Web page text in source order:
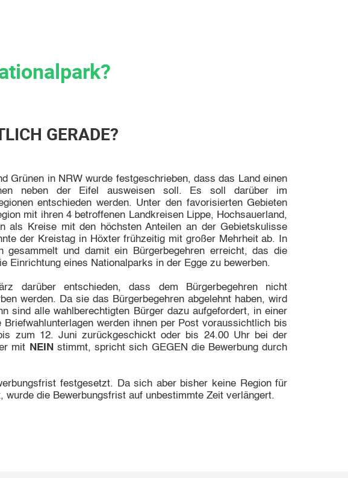
GERADE?
Grünen in NRW wurde festgeschrieben, dass das Land einen
neben der Eifel ausweisen soll. Es soll darüber im
entschieden werden. Unter den favorisierten Gebieten
mit ihren 4 betroffenen Landkreisen Lippe, Hochsauerland,
als Kreise mit den höchsten Anteilen an der Gebietskulisse
der Kreistag in Höxter frühzeitig mit großer Mehrheit ab. In
gesammelt und damit ein Bürgerbegehren erreicht, das die
Einrichtung eines Nationalparks in der Egge zu bewerben.
darüber entschieden, dass dem Bürgerbegehren nicht
werden. Da sie das Bürgerbegehren abgelehnt haben, wird
sind alle wahlberechtigten Bürger dazu aufgefordert, in einer
werden ihnen per Post voraussichtlich bis
zum 12. Juni zurückgeschickt oder bis 24.00 Uhr bei der
mit NEIN stimmt, spricht sich GEGEN die Bewerbung durch
festgesetzt. Da sich aber bisher keine Region für
wurde die Bewerbungsfrist auf unbestimmte Zeit verlängert.